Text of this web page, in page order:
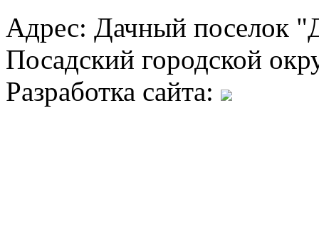
Адрес: Дачный поселок
Посадский городской
Разработка сайта: